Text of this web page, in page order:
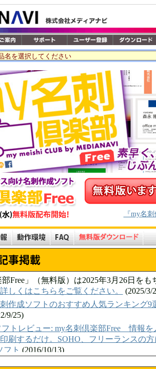
『my名
部Free」（無料版）は2025年3月26日を
詳しくはこちらをご覧ください。
(2025/3/
刺作成ソフトのおすすめ人気ランキング
9/25)
フトレビュー: my名刺倶楽部Free 情報
刷するだけ。SOHO、フリーランスの
フト (2016/10/13)